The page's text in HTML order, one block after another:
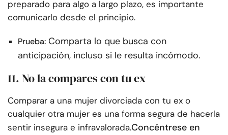
preparado para algo a largo plazo, es importante
comunicarlo desde el principio.
Prueba: Comparta lo que busca con
anticipación, incluso si le resulta incómodo.
11. No la compares con tu ex
Comparar a una mujer divorciada con tu ex o
cualquier otra mujer es una forma segura de hacerla
sentir insegura e infravalorada.Concéntrese en